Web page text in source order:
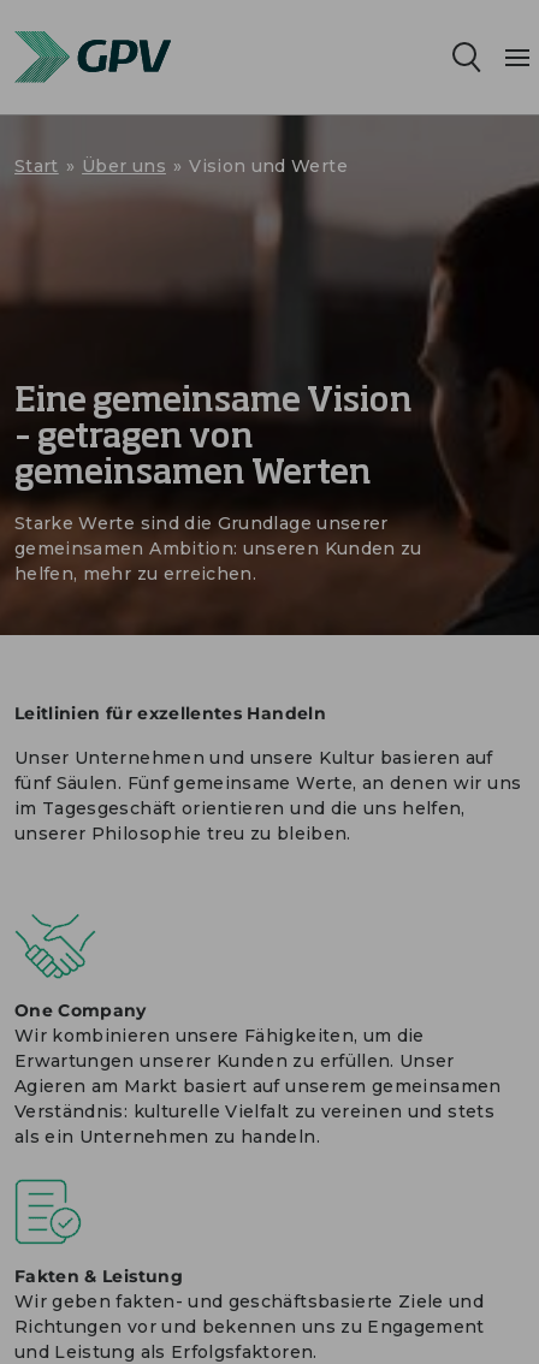
Karriere
Über uns
Start » Über uns » Vision und Werte
Eine gemeinsame Vision
– getragen von
gemeinsamen Werten
Starke Werte sind die Grundlage unserer
gemeinsamen Ambition: unseren Kunden zu
helfen, mehr zu erreichen.
Leitlinien für exzellentes Handeln
Unser Unternehmen und unsere Kultur basieren auf
fünf Säulen. Fünf gemeinsame Werte, an denen wir uns
im Tagesgeschäft orientieren und die uns helfen,
unserer Philosophie treu zu bleiben.
One Company
Wir kombinieren unsere Fähigkeiten, um die
Erwartungen unserer Kunden zu erfüllen. Unser
Agieren am Markt basiert auf unserem gemeinsamen
Verständnis: kulturelle Vielfalt zu vereinen und stets
als ein Unternehmen zu handeln.
Fakten & Leistung
Wir geben fakten- und geschäftsbasierte Ziele und
Richtungen vor und bekennen uns zu Engagement
und Leistung als Erfolgsfaktoren.